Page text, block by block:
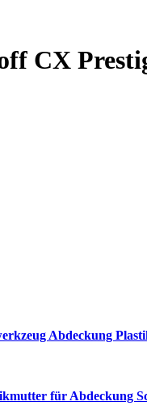
CX
Abdeckung
für Abdeckung